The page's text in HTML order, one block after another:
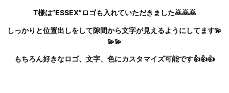
T様は”ESSEX”ロゴも入れていただきました🙇🙇🙇
しっかりと位置出しをして隙間から文字が見えるようにしてます💫
💫💫
もちろん好きなロゴ、文字、色にカスタマイズ可能です👍👍👍